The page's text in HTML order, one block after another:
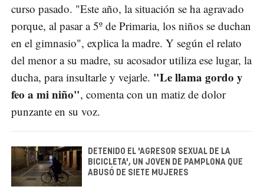
curso pasado. "Este año, la situación se ha agravado
porque, al pasar a 5º de Primaria, los niños se duchan
en el gimnasio", explica la madre. Y según el relato
del menor a su madre, su acosador utiliza ese lugar, la
ducha, para insultarle y vejarle. "Le llama gordo y
feo a mi niño", comenta con un matiz de dolor
punzante en su voz.
DETENIDO EL 'AGRESOR SEXUAL DE LA
BICICLETA', UN JOVEN DE PAMPLONA QUE
ABUSÓ DE SIETE MUJERES